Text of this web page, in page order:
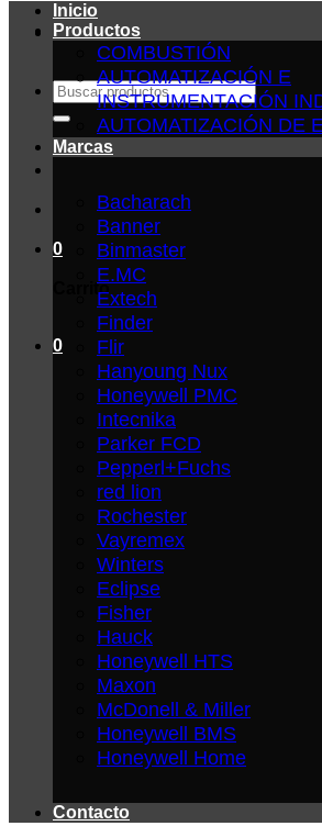
Buscar
por:
0
Carrito
0
Inicio
Productos
COMBUSTIÓN
AUTOMATIZACIÓN E
INSTRUMENTACIÓN
AUTOMATIZACIÓN DE
Marcas
Bacharach
Banner
Binmaster
E.MC
Extech
Finder
Flir
Hanyoung Nux
Honeywell PMC
Intecnika
Parker FCD
Pepperl+Fuchs
red lion
Rochester
Vayremex
Winters
Eclipse
Fisher
Hauck
Honeywell HTS
Maxon
McDonell & Miller
Honeywell BMS
Honeywell Home
Contacto